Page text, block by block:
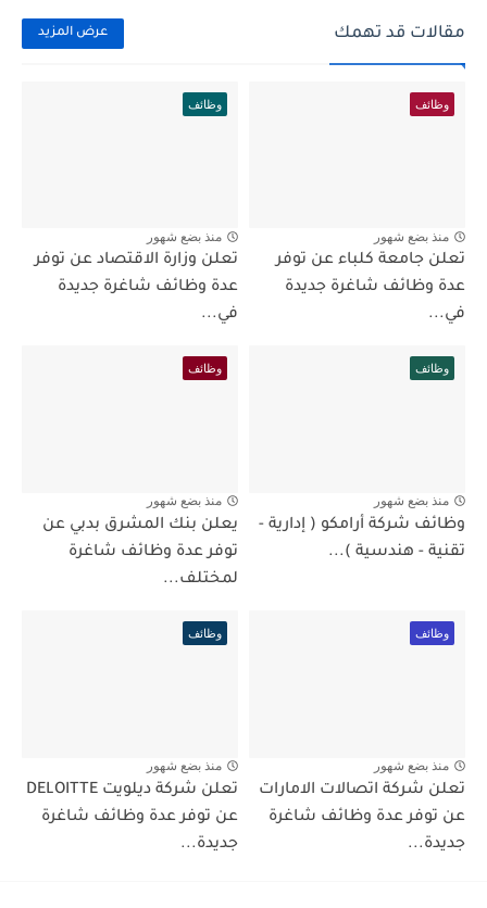
مقالات قد تهمك عرض المزيد
وظائف
منذ بضع شهور
تعلن جامعة كلباء عن توفر
عدة وظائف شاغرة جديدة
في...
وظائف
منذ بضع شهور
تعلن وزارة الاقتصاد عن توفر
عدة وظائف شاغرة جديدة
في...
وظائف
منذ بضع شهور
وظائف شركة أرامكو ( إدارية -
تقنية - هندسية )...
وظائف
منذ بضع شهور
يعلن بنك المشرق بدبي عن
توفر عدة وظائف شاغرة
لمختلف...
وظائف
منذ بضع شهور
تعلن شركة اتصالات الامارات
عن توفر عدة وظائف شاغرة
جديدة...
وظائف
منذ بضع شهور
تعلن شركة ديلويت DELOITTE
عن توفر عدة وظائف شاغرة
جديدة...